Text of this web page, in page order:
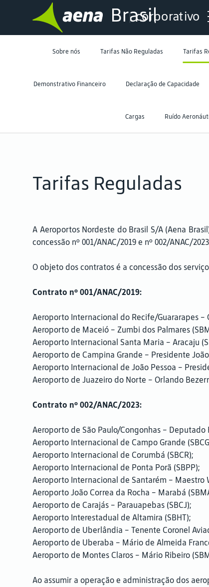
corporativo
Sobre nós Tarifas Não Reguladas Tarifas
Demonstrativo Financeiro Declaração de Capacidade
Cargas Ruído
Tarifas Reguladas
A Aeroportos Nordeste do Brasil S/A (Aena
concessão nº 001/ANAC/2019 e nº 002/ANAC/
O objeto dos contratos é a concessão dos
Contrato nº 001/ANAC/2019:
Aeroporto Internacional do Recife/Guararapes –
Aeroporto de Maceió – Zumbi dos Palmares
Aeroporto Internacional Santa Maria – Aracaju
Aeroporto de Campina Grande – Presidente João
Aeroporto Internacional de João Pessoa –
Aeroporto de Juazeiro do Norte – Orlando
Contrato nº 002/ANAC/2023:
Aeroporto de São Paulo/Congonhas – Deputado
Aeroporto Internacional de Campo Grande
Aeroporto Internacional de Corumbá (SBCR);
Aeroporto Internacional de Ponta Porã (SBPP);
Aeroporto Internacional de Santarém – Maestro
Aeroporto João Correa da Rocha – Marabá
Aeroporto de Carajás – Parauapebas (SBCJ);
Aeroporto Interestadual de Altamira (SBHT);
Aeroporto de Uberlândia – Tenente Coronel
Aeroporto de Uberaba – Mário de Almeida
Aeroporto de Montes Claros – Mário Ribeiro
Ao assumir a operação e administração dos